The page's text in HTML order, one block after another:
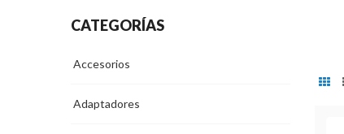
CATEGORÍAS
Accesorios
Adaptadores